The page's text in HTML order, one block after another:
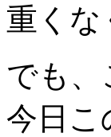
重くな
でも
今日こ